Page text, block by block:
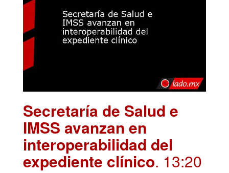
Secretaría de Salud e
IMSS avanzan en
interoperabilidad del
expediente clínico. 13:20